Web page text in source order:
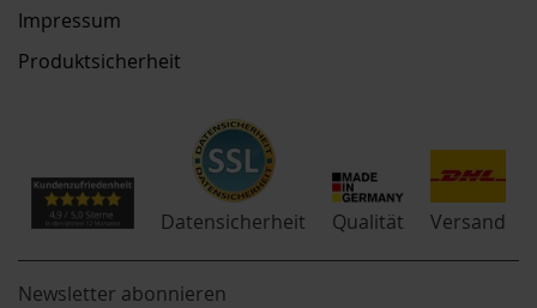
Impressum
Produktsicherheit
Datensicherheit Qualität Versand
Newsletter abonnieren